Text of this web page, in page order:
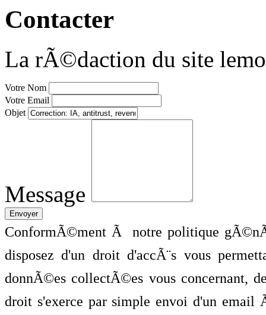
Contacter
La rÃ©daction du site
Votre Nom
Votre Email
Objet
Message
ConformÃ©ment Ã notre politique
disposez d'un droit d'accÃ¨s vous
donnÃ©es collectÃ©es vous concernant,
droit s'exerce par simple envoi d'un